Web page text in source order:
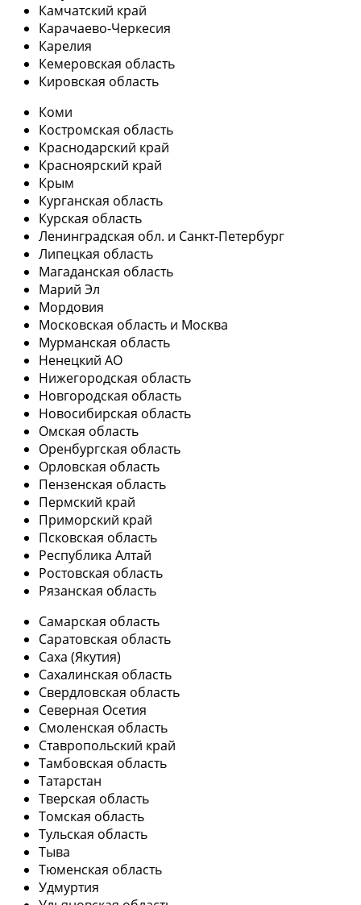
Камчатский край
Карачаево-Черкесия
Карелия
Кемеровская область
Кировская область
Коми
Костромская область
Краснодарский край
Красноярский край
Крым
Курганская область
Курская область
Ленинградская обл. и Санкт-Петербург
Липецкая область
Магаданская область
Марий Эл
Мордовия
Московская область и Москва
Мурманская область
Ненецкий АО
Нижегородская область
Новгородская область
Новосибирская область
Омская область
Оренбургская область
Орловская область
Пензенская область
Пермский край
Приморский край
Псковская область
Республика Алтай
Ростовская область
Рязанская область
Самарская область
Саратовская область
Саха (Якутия)
Сахалинская область
Свердловская область
Северная Осетия
Смоленская область
Ставропольский край
Тамбовская область
Татарстан
Тверская область
Томская область
Тульская область
Тыва
Тюменская область
Удмуртия